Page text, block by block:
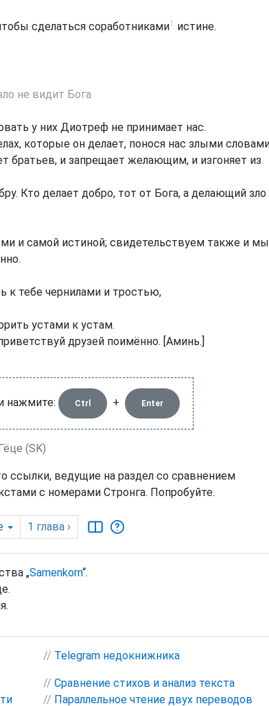
сделаться соработниками1
истине.
не видит Бога
у них Диотреф не принимает нас.
которые он делает, понося нас злыми
братьев, и запрещает желающим, и изгоняет из
Кто делает добро, тот от Бога, а делающий зло
и самой истиной; свидетельствуем также и
к тебе чернилами и тростью,
устами к устам.
друзей поимённо. [Аминь.]
нажмите: Ctrl + Enter
(SK)
ссылки, ведущие на раздел со сравнением
с номерами Стронга. Попробуйте.
1 глава ›
„Samenkorn“.
// Telegram недокнижника
// Сравнение стихов и анализ текста
// Параллельное чтение двух переводов